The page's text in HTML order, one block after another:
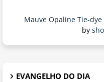
Mauve Opaline Tie-
by
EVANGELHO DO DIA